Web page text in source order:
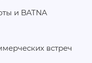
и BATNA
встреч